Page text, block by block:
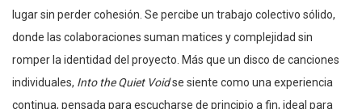
lugar sin perder cohesión. Se percibe un trabajo colectivo sólido,
donde las colaboraciones suman matices y complejidad sin
romper la identidad del proyecto. Más que un disco de canciones
individuales, Into the Quiet Voidse siente como una experiencia
continua, pensada para escucharse de principio a fin, ideal para